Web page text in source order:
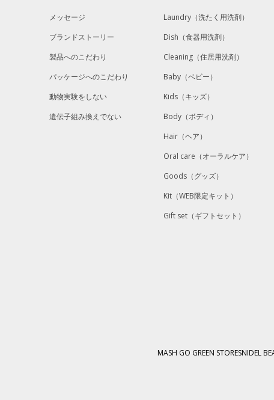
メッセージ
ブランドストーリー
製品へのこだわり
パッケージへのこだわり
動物実験をしない
遺伝子組み換えでない
Laundry （洗たく用洗剤）
Dish （食器用洗剤）
Cleaning （住居用洗剤）
Baby （ベビー）
Kids （キッズ）
Body （ボディ）
Hair （ヘア）
Oral care （オーラルケア）
Goods （グッズ）
Kit （WEB限定キット）
Gift set （ギフトセット）
MASH GO GREEN STORESNIDEL